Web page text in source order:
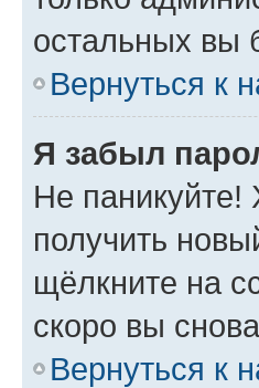
остальных вы
Вернуться к
Я забыл
Не паникуйте!
получить
щёлкните на
скоро вы
Вернуться к